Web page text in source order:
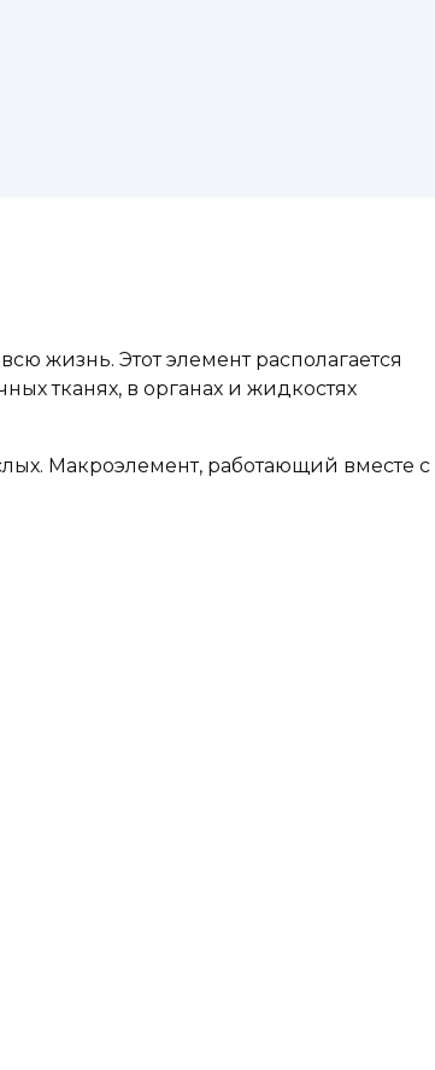
жизнь. Этот элемент располагается
тканях, в органах и жидкостях
Макроэлемент, работающий вместе с